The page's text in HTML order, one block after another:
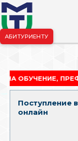
АБИТУРИЕНТУ
Поступление
онлайн